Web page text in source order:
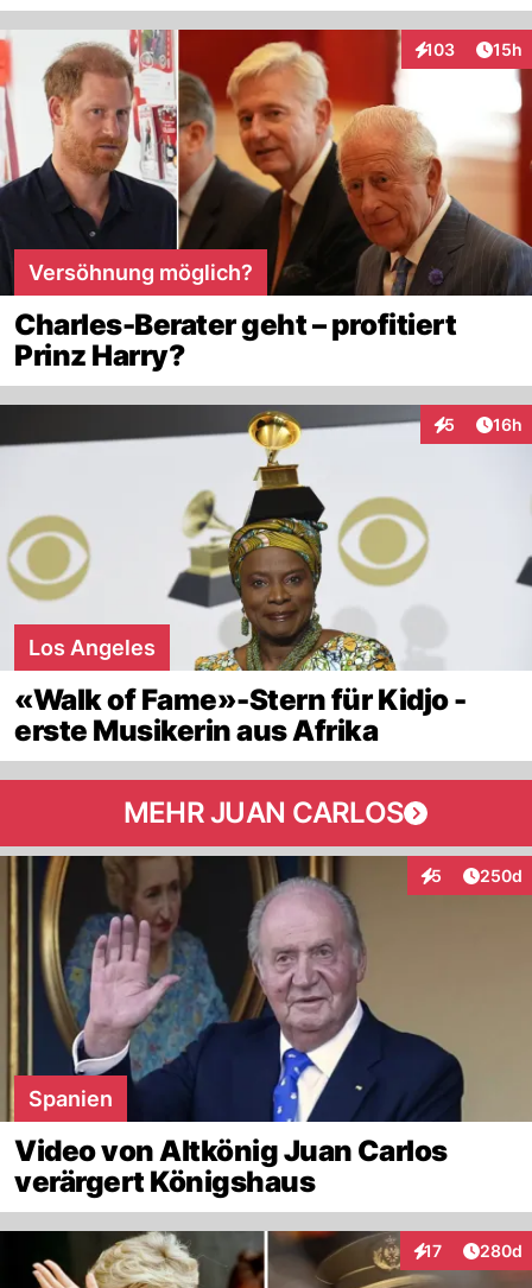
103
Interaktionen
15h
Versöhnung möglich?
Charles-Berater geht – profitiert
Prinz Harry?
5
Interaktionen
16h
Los Angeles
«Walk of Fame»-Stern für Kidjo -
erste Musikerin aus Afrika
MEHR JUAN CARLOS
5
Interaktionen
250d
Spanien
Video von Altkönig Juan Carlos
verärgert Königshaus
17
Interaktionen
280d